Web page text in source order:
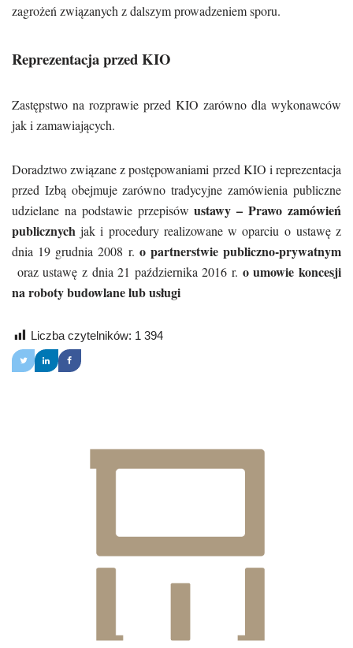
zagrożeń związanych z dalszym prowadzeniem sporu.
Reprezentacja przed KIO
Zastępstwo na rozprawie przed KIO zarówno dla wykonawców
jak i zamawiających.
Doradztwo związane z postępowaniami przed KIO i reprezentacja
przed Izbą obejmuje zarówno tradycyjne zamówienia publiczne
udzielane na podstawie przepisówustawy – Prawo zamówień
publicznych jak i procedury realizowane w oparciu o ustawę z
dnia 19 grudnia 2008 r. o partnerstwie publiczno-prywatnym
oraz ustawę z dnia 21 października 2016 r. o umowie koncesji
na roboty budowlane lub usługi
Liczba czytelników: 1 394